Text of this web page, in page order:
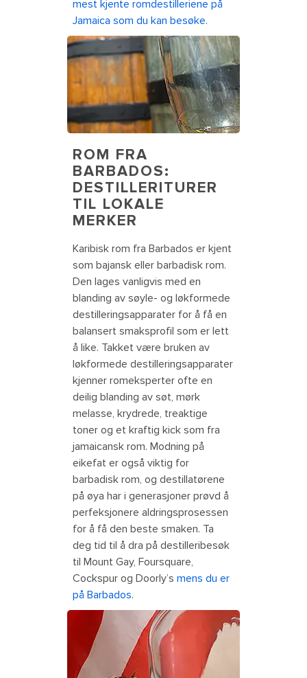
mest kjente romdestilleriene på
Jamaica som du kan besøke.
Local rum distillery tours. Barbados
ROM FRA
BARBADOS:
DESTILLERITURER
TIL LOKALE
MERKER
Karibisk rom fra Barbados er kjent
som bajansk eller barbadisk rom.
Den lages vanligvis med en
blanding av søyle- og løkformede
destilleringsapparater for å få en
balansert smaksprofil som er lett
å like. Takket være bruken av
løkformede destilleringsapparater
kjenner romeksperter ofte en
deilig blanding av søt, mørk
melasse, krydrede, treaktige
toner og et kraftig kick som fra
jamaicansk rom. Modning på
eikefat er også viktig for
barbadisk rom, og destillatørene
på øya har i generasjoner prøvd å
perfeksjonere aldringsprosessen
for å få den beste smaken. Ta
deg tid til å dra på destilleribesøk
til Mount Gay, Foursquare,
Cockspur og Doorly’s mens du er
på Barbados.
Coconut-flavored Puerto Rican
coconut rum drink. Puerto Rico